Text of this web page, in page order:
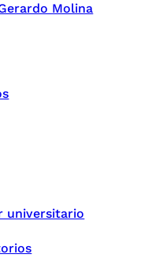
Molina
universitario